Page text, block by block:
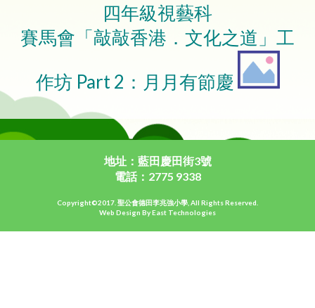
四年級視藝科
賽馬會「敲敲香港．文化之道」工
作坊 Part 2：月月有節慶
地址：藍田慶田街3號
電話：2775 9338
Copyright©2017. 聖公會德田李兆強小學, All Rights Reserved.
Web Design By East Technologies